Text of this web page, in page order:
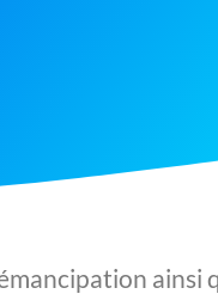
ainsi